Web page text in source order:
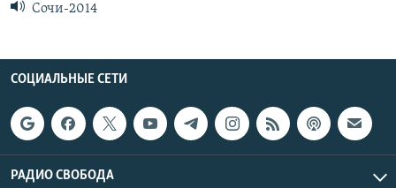
Сочи-2014
СОЦИАЛЬНЫЕ СЕТИ
РАДИО СВОБОДА